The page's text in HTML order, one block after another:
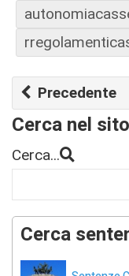
Precedente
Cerca nel sito
Cerca...
Cerca